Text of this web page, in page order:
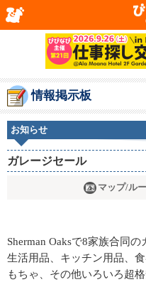
情報掲示板
お知らせ
ガレージセール
マップ/ル
Sherman Oaksで8家族合同
生活用品、キッチン用品、
もちゃ、その他いろいろ超